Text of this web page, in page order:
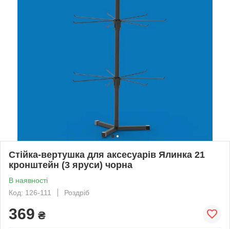
Стійка-вертушка для аксесуарів Ялинка 21
кронштейн (3 яруси) чорна
В наявності
Код: 126-111
Роздріб
369 ₴